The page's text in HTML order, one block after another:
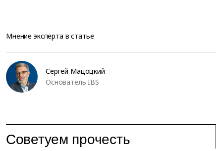
Мнение эксперта в статье
Сергей Мацоцкий
Основатель IBS
Советуем прочесть